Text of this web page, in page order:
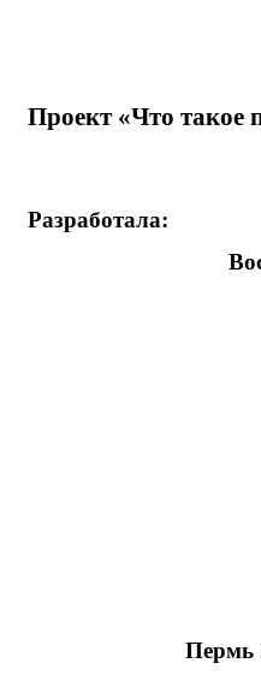
Проект «Что такое
Разработала:
Пермь